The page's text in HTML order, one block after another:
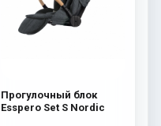
Прогулочный блок
Esspero Set S Nordic